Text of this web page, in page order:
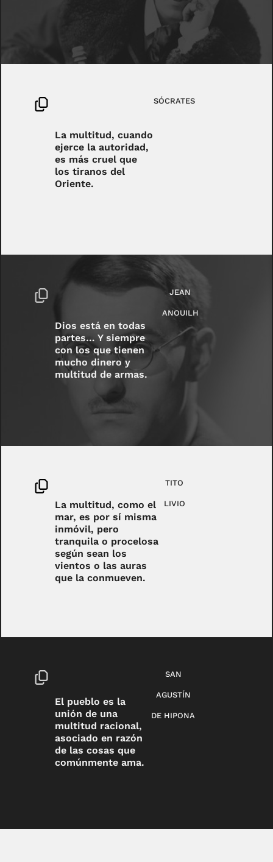
La multitud, cuando
ejerce la autoridad,
es más cruel que
los tiranos del
Oriente.
SÓCRATES
Dios está en todas
partes… Y siempre
con los que tienen
mucho dinero y
multitud de armas.
JEAN
ANOUILH
La multitud, como el
mar, es por sí misma
inmóvil, pero
tranquila o procelosa
según sean los
vientos o las auras
que la conmueven.
TITO
LIVIO
El pueblo es la
unión de una
multitud racional,
asociado en razón
de las cosas que
comúnmente ama.
SAN
AGUSTÍN
DE HIPONA